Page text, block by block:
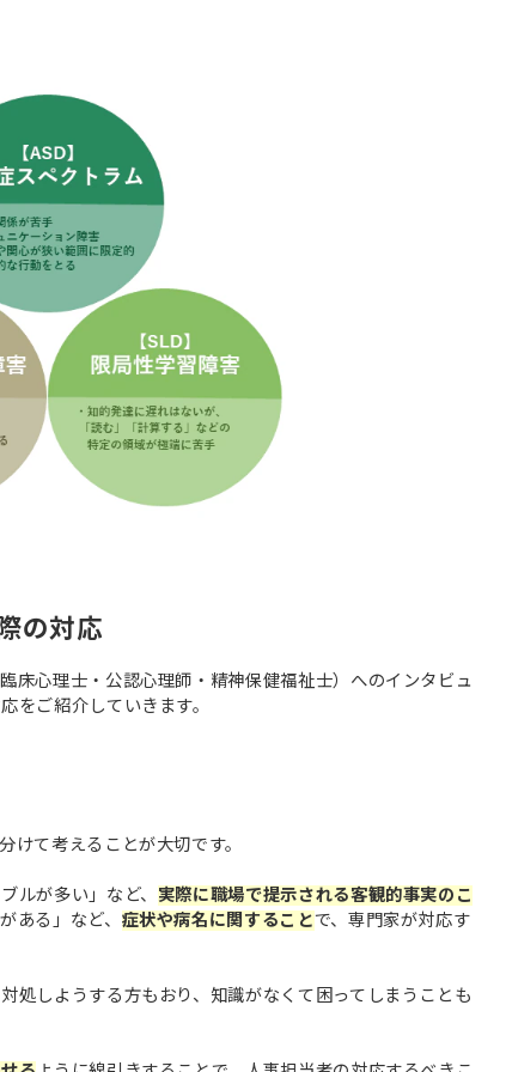
の対応
床心理士・公認心理師・精神保健福祉士）へのインタビュ
をご紹介していきます。
けて考えることが大切です。
ルが多い」など、 実際に職場で提示される客観的事実のこ
ある」など、 症状や病名に関することで、専門家が対応す
処しようする方もおり、知識がなくて困ってしまうことも